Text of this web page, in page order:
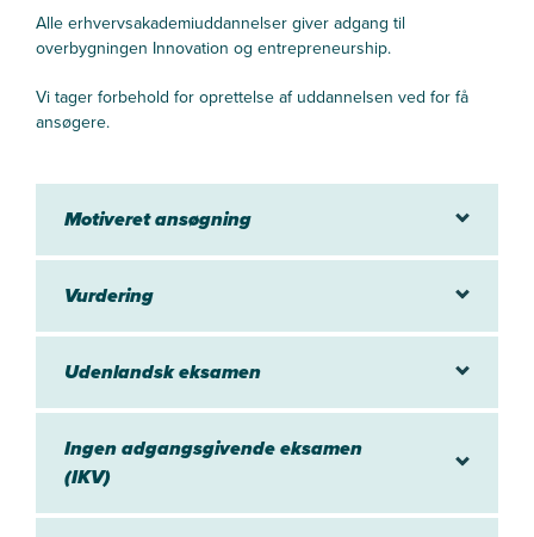
Alle erhvervsakademiuddannelser giver adgang til
overbygningen Innovation og entrepreneurship.
Vi tager forbehold for oprettelse af uddannelsen ved for få
ansøgere.
Motiveret ansøgning
Vurdering
Udenlandsk eksamen
Ingen adgangsgivende eksamen
(IKV)